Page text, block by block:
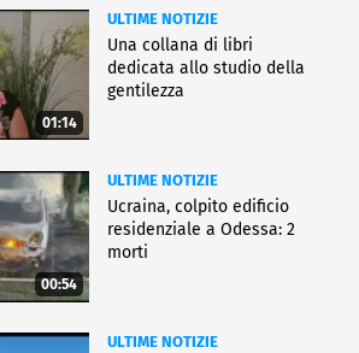
01:14
ULTIME NOTIZIE
Una collana di libri
dedicata allo studio della
gentilezza
00:54
ULTIME NOTIZIE
Ucraina, colpito edificio
residenziale a Odessa: 2
morti
ULTIME NOTIZIE